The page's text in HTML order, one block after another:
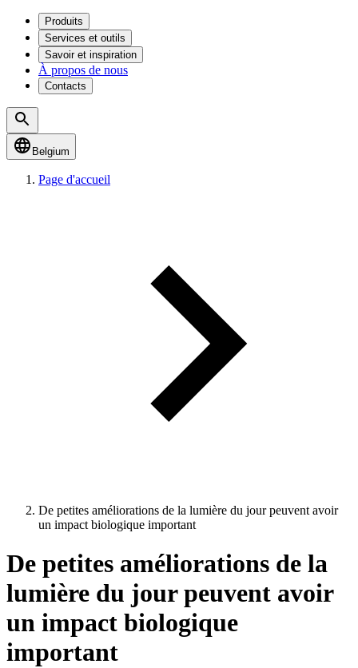
Produits
Services et outils
Savoir et inspiration
À propos de nous
Contacts
Belgium
Page d'accueil
De petites améliorations de la lumière du jour peuvent avoir
un impact biologique important
De petites améliorations de la
lumière du jour peuvent avoir
un impact biologique
important